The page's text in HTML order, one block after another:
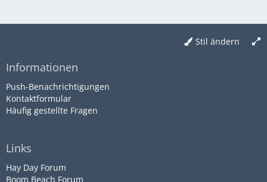
Stil ändern
Informationen
Push-Benachrichtigungen
Kontaktformular
Häufig gestellte Fragen
Links
Hay Day Forum
Boom Beach Forum